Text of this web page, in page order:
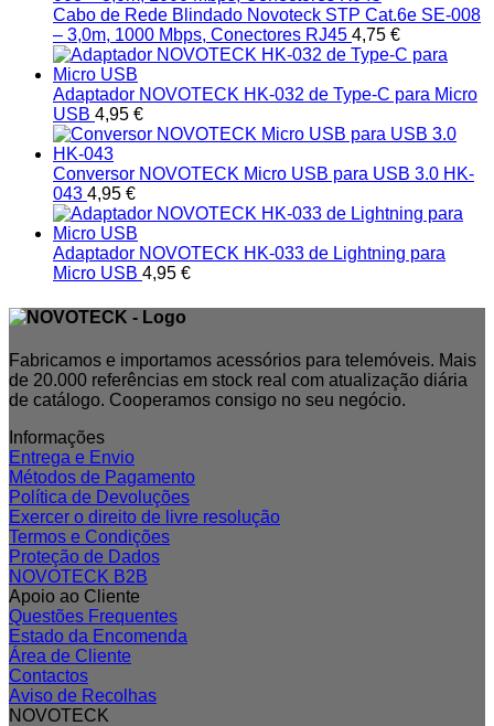
Cabo de Rede Blindado Novoteck STP Cat.6e SE-008
– 3,0m, 1000 Mbps, Conectores RJ45 4,75 €
Adaptador NOVOTECK HK-032 de Type-C para Micro
USB 4,95 €
Conversor NOVOTECK Micro USB para USB 3.0 HK-
043 4,95 €
Adaptador NOVOTECK HK-033 de Lightning para
Micro USB 4,95 €
Fabricamos e importamos acessórios para telemóveis. Mais
de 20.000 referências em stock real com atualização diária
de catálogo. Cooperamos consigo no seu negócio.
Informações
Entrega e Envio
Métodos de Pagamento
Política de Devoluções
Exercer o direito de livre resolução
Termos e Condições
Proteção de Dados
NOVOTECK B2B
Apoio ao Cliente
Questões Frequentes
Estado da Encomenda
Área de Cliente
Contactos
Aviso de Recolhas
NOVOTECK